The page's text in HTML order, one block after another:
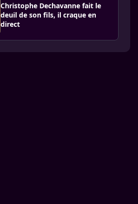
Christophe Dechavanne fait le
deuil de son fils, il craque en
direct